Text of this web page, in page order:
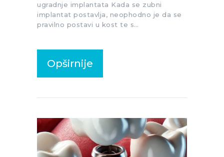
ugradnje implantata Kada se zubni
implantat postavlja, neophodno je da se
pravilno postavi u kost te s…
Opširnije